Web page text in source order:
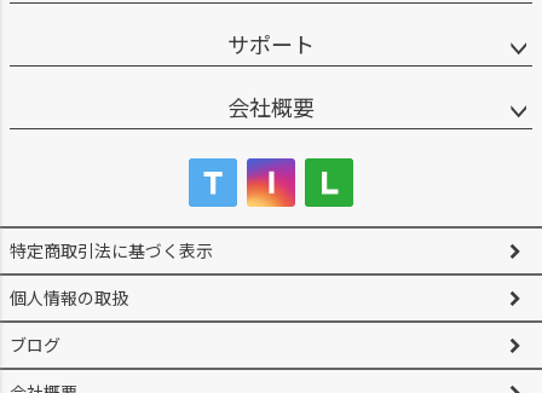
サポート
会社概要
特定商取引法に基づく表示
個人情報の取扱
ブログ